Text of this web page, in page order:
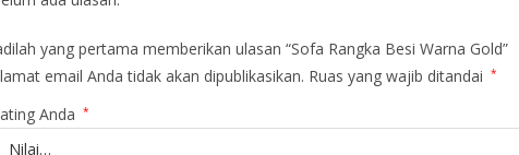
yang pertama memberikan ulasan “Sofa Rangka Besi Warna Gold”
email Anda tidak akan dipublikasikan. Ruas yang wajib ditandai *
Anda *